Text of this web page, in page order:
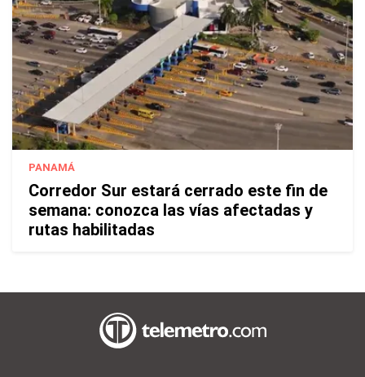
PANAMÁ
Corredor Sur estará cerrado este fin de
semana: conozca las vías afectadas y
rutas habilitadas